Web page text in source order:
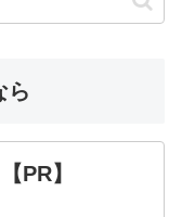
ら
PR】